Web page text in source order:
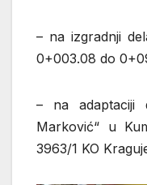
– na izgradnji
0+003.08 do
– na adaptaciji
Marković“ u
3963/1 KO